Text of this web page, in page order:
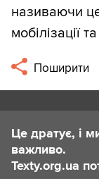
називаючи
мобілізації
Поширити
Це дратує, і
важливо.
Texty.org.ua